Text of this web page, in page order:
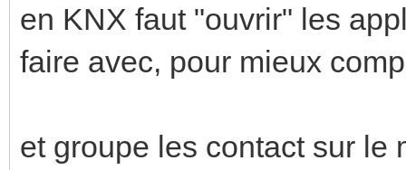
en KNX faut "ouvrir" les
faire avec, pour mieux
et groupe les contact sur